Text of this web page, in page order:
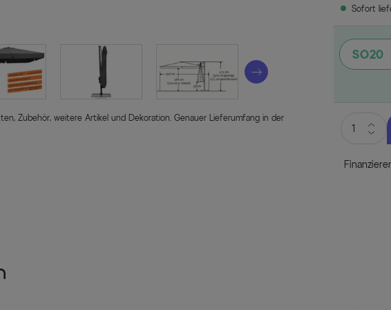
Zubehör, weitere Artikel und Dekoration. Genauer Lieferumfang in der
Sofort
SO20